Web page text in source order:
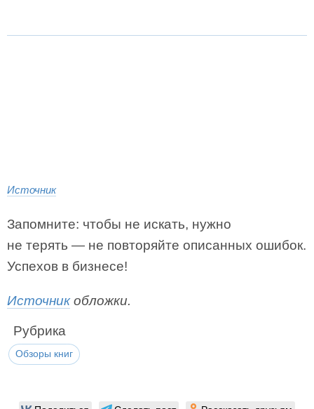
Источник
Запомните: чтобы не искать, нужно
не терять — не повторяйте описанных ошибок.
Успехов в бизнесе!
Источникобложки.
Рубрика
Обзоры книг